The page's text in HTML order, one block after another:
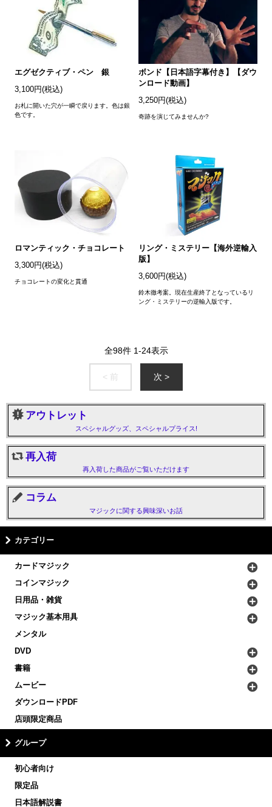
エグゼクティブ・ペン 銀
3,100円(税込)
お札に開いた穴が一瞬で戻ります。色は銀
色です。
ボンド【日本語字幕付き】【ダウ
ンロード動画】
3,250円(税込)
奇跡を演じてみませんか?
ロマンティック・チョコレート
3,300円(税込)
チョコレートの変化と貫通
リング・ミステリー【海外逆輸入
版】
3,600円(税込)
鈴木徹考案。現在生産終了となっているリ
ング・ミステリーの逆輸入版です。
全98件 1-24表示
< 前 次 >
アウトレット
スペシャルグッズ、スペシャルプライス!
再入荷
再入荷した商品がご覧いただけます
コラム
マジックに関する興味深いお話
カテゴリー
カードマジック
コインマジック
日用品・雑貨
マジック基本用具
メンタル
DVD
書籍
ムービー
ダウンロードPDF
店頭限定商品
グループ
初心者向け
限定品
日本語解説書